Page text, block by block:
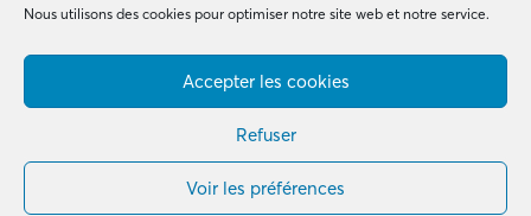
Nous utilisons des cookies pour optimiser notre site web et notre service.
Accepter les cookies
Refuser
Voir les préférences